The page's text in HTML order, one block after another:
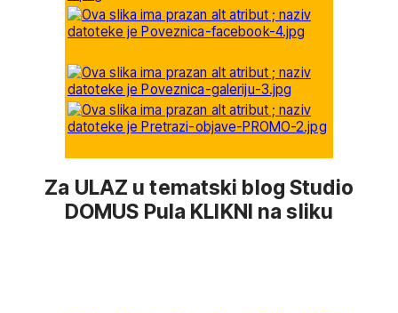
Za ULAZ u tematski blog Studio
DOMUS Pula KLIKNI na sliku